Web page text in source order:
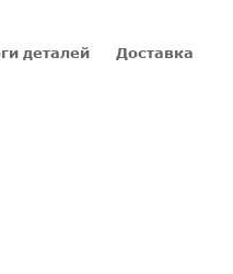
деталей Доставка